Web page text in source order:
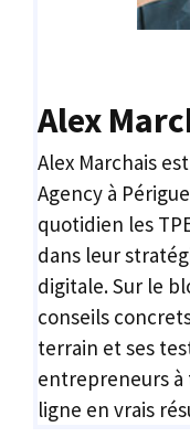
Alex
Alex Marchais
Agency à
quotidien les
dans leur
digitale. Sur le
conseils
terrain et ses
entrepreneurs
ligne en vrais